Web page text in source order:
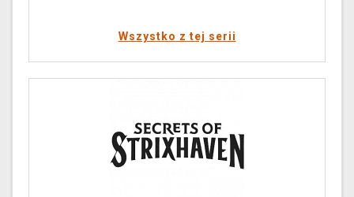
Wszystko z tej serii